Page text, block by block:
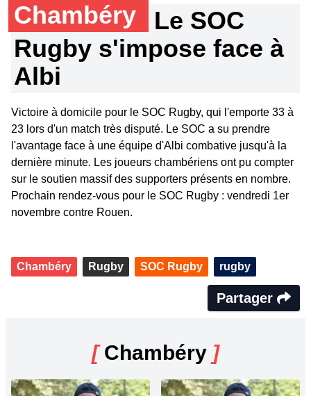
Chambéry
Le SOC
Rugby s'impose face à
Albi
Victoire à domicile pour le SOC Rugby, qui l'emporte 33 à
23 lors d'un match très disputé. Le SOC a su prendre
l'avantage face à une équipe d'Albi combative jusqu'à la
dernière minute. Les joueurs chambériens ont pu compter
sur le soutien massif des supporters présents en nombre.
Prochain rendez-vous pour le SOC Rugby : vendredi 1er
novembre contre Rouen.
Chambéry Rugby SOC Rugby rugby
Partager
[Chambéry ]